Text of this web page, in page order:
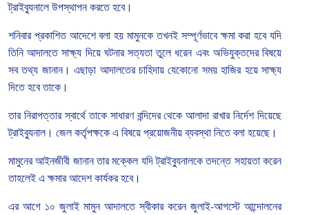
ট্রাইব্যুনালে উপস্থাপন করতে হবে।
শনিবার প্রকাশিত আদেশে বলা হয় মামুনকে তখনই সম্পূর্ণভাবে ক্ষমা করা হবে যদি
তিনি আদালতে সাক্ষ্য দিয়ে ঘটনার সত্যতা তুলে ধরেন এবং অভিযুক্তদের বিষয়ে
সব তথ্য জানান। এছাড়া আদালতের চাহিদায় যেকোনো সময় হাজির হয়ে সাক্ষ্য
দিতে হবে তাকে।
তার নিরাপত্তার স্বার্থে তাকে সাধারণ বন্দিদের থেকে আলাদা রাখার নির্দেশ দিয়েছে
ট্রাইব্যুনাল। জেল কর্তৃপক্ষকে এ বিষয়ে প্রয়োজনীয় ব্যবস্থা নিতে বলা হয়েছে।
মামুনের আইনজীবী জানান তার মক্কেল যদি ট্রাইব্যুনালকে তদন্তে সহায়তা করেন
তাহলেই এ ক্ষমার আদেশ কার্যকর হবে।
এর আগে ১০ জুলাই মামুন আদালতে স্বীকার করেন জুলাই-আগস্টে আন্দোলনের